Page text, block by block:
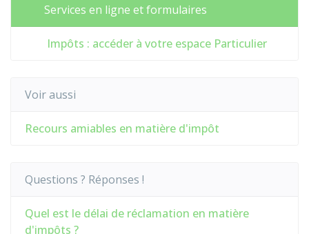
Services en ligne et formulaires
Impôts : accéder à votre espace Particulier
Voir aussi
Recours amiables en matière d'impôt
Questions ? Réponses !
Quel est le délai de réclamation en matière
d'impôts ?